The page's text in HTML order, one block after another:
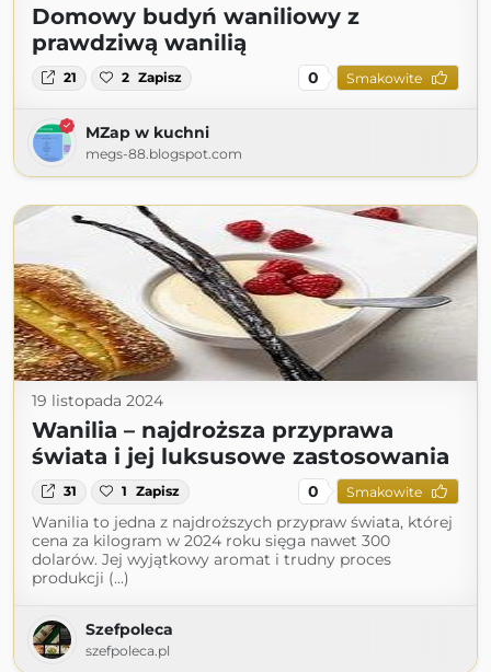
Domowy budyń waniliowy z
prawdziwą wanilią
21 2 Zapisz 0 Smakowite
MZap w kuchni
megs-88.blogspot.com
19 listopada 2024
Wanilia – najdroższa przyprawa
świata i jej luksusowe zastosowania
31 1 Zapisz 0 Smakowite
Wanilia to jedna z najdroższych przypraw świata, której
cena za kilogram w 2024 roku sięga nawet 300
dolarów. Jej wyjątkowy aromat i trudny proces
produkcji (...)
Szefpoleca
szefpoleca.pl